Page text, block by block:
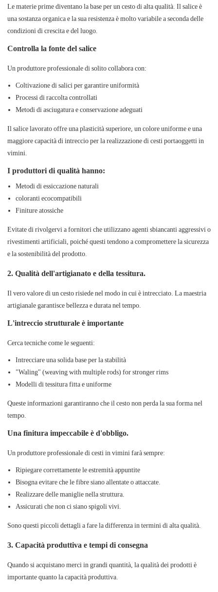
Le materie prime diventano la base per un cesto di alta qualità. Il salice è
una sostanza organica e la sua resistenza è molto variabile a seconda delle
condizioni di crescita e del luogo.
Controlla la fonte del salice
Un produttore professionale di solito collabora con:
Coltivazione di salici per garantire uniformità
Processi di raccolta controllati
Metodi di asciugatura e conservazione adeguati
Il salice lavorato offre una plasticità superiore, un colore uniforme e una
maggiore capacità di intreccio per la realizzazionedi cesti portaoggetti in
vimini.
I produttori di qualità hanno:
Metodi di essiccazione naturali
coloranti ecocompatibili
Finiture atossiche
Evitate di rivolgervi a fornitori che utilizzano agenti sbiancanti aggressivi o
rivestimenti artificiali, poiché questi tendono a compromettere la sicurezza
e la sostenibilità del prodotto.
2. Qualità dell'artigianato e della tessitura.
Il vero valore di un cesto risiede nel modo in cui è intrecciato. La maestria
artigianale garantisce bellezza e durata nel tempo.
L'intreccio strutturale è importante
Cerca tecniche come le seguenti:
Intrecciare una solida base per la stabilità
"Waling" (weaving with multiple rods) for stronger rims
Modelli di tessitura fitta e uniforme
Queste informazioni garantiranno che il cesto non perda la sua forma nel
tempo.
Una finitura impeccabile è d'obbligo.
Un produttore professionale di cesti in vimini farà sempre:
Ripiegare correttamente le estremità appuntite
Bisogna evitare che le fibre siano allentate o attaccate.
Realizzare delle maniglie nella struttura.
Assicurati che non ci siano spigoli vivi.
Sono questi piccoli dettagli a fare la differenza in termini di alta qualità.
3. Capacità produttiva e tempi di consegna
Quando si acquistano merci in grandi quantità, la qualità dei prodotti è
importante quanto la capacità produttiva.